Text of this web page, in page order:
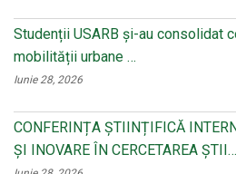
Studenții USARB și-au consolidat
mobilității urbane …
Iunie 28, 2026
CONFERINȚA ȘTIINȚIFICĂ
ŞI INOVARE ÎN CERCETAREA ŞTII…